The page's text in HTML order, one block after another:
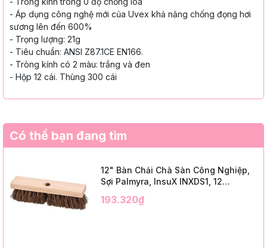
- Áp dụng công nghệ mới của Uvex khả năng chống đọng hơi
sương lên đến 600%
- Trọng lượng: 21g
- Tiêu chuẩn: ANSI Z87.1CE EN166.
- Tròng kính có 2 màu: trắng và đen
- Hộp 12 cái. Thùng 300 cái
Có thể bạn đang tìm
12" Bàn Chải Chà Sàn Công Nghiệp,
Sợi Palmyra, InsuX INXDS1, 12
Trim)
193.320₫